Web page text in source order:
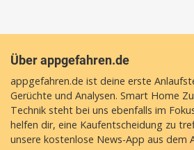
Über appgefahren.de
appgefahren.de ist deine erste
Gerüchte und Analysen. Smart Home
Technik steht bei uns ebenfalls im
helfen dir, eine Kaufentscheidung zu
unsere kostenlose News-App aus dem